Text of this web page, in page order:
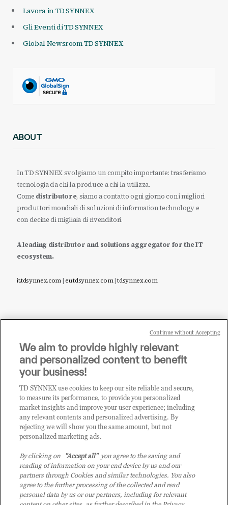
Lavora in TD SYNNEX
Gli Eventi di TD SYNNEX
Global Newsroom TD SYNNEX
ABOUT
In TD SYNNEX svolgiamo un compito importante: trasferiamo
tecnologia da chi la produce a chi la utilizza.
Come distributore, siamo a contatto ogni giorno con i migliori
produttori mondiali di soluzioni di information technology e
con decine di migliaia di rivenditori.
A leading distributor and solutions aggregator for the IT
ecosystem.
it.tdsynnex.com|eu.tdsynnex.com|tdsynnex.com
Sei un rivenditore di tecnologia e desideri acquistare
i prodotti o le soluzioni trattate sul blog?
CLICCA QUI E DIVENTA
CLIENTE TD SYNNEX
We aim to provide highly relevant
and personalized content to benefit
your business!
TD SYNNEX use cookies to keep our site reliable and secure,
to measure its performance, to provide you personalized
market insights and improve your user experience; including
any relevant contents and personalized advertising. By
rejecting we will show you the same amount, but not
personalized marketing ads.
By clicking on "Accept all"you agree to the saving and
reading of information on your end device by us and our
partners through Cookies and similar technologies. You also
agree to the further processing of the collected and read
personal data by us or our partners, including for relevant
Continue without Accepting